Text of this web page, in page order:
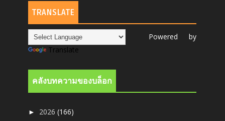
TRANSLATE
Powered by
Translate
คลังบทความของบล็อก
► 2026(166)